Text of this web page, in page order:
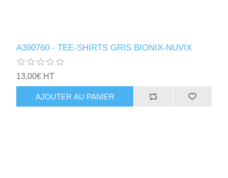
A390760 - TEE-SHIRTS GRIS BIONIX-NUVIX
13,00€ HT
AJOUTER AU PANIER